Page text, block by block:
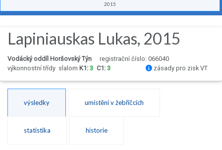
2015
Lapiniauskas Lukas, 2015
Vodácký oddíl Horšovský Týn
registrační číslo: 066040
výkonnostní třídy slalom K1: 3 C1: 3 zásady pro zisk VT
výsledky umístění v žebříčcích
statistika historie